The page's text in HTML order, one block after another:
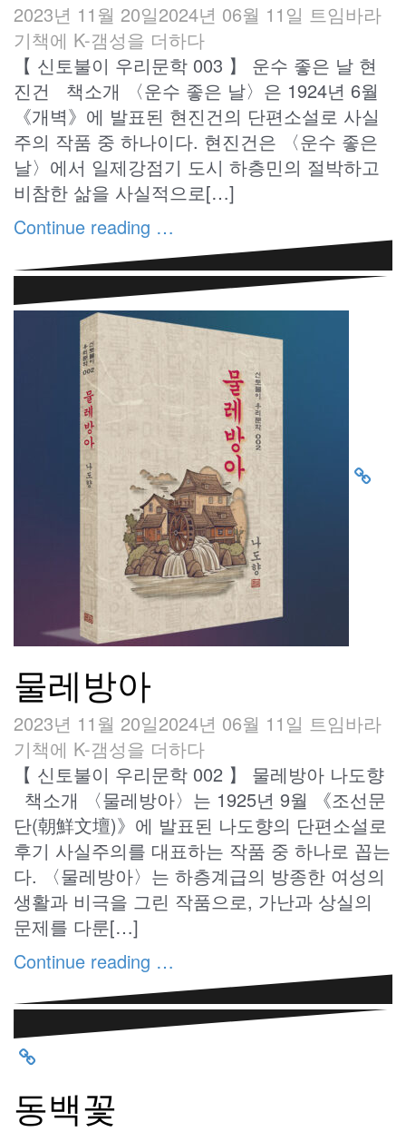
2023년 11월 20일2024년 06월 11일 트임바라
기책에 K-갬성을 더하다
【 신토불이 우리문학 003 】 운수 좋은 날 현
진건 책소개 〈운수 좋은 날〉은 1924년 6월
《개벽》에 발표된 현진건의 단편소설로 사실
주의 작품 중 하나이다. 현진건은 〈운수 좋은
날〉에서 일제강점기 도시 하층민의 절박하고
비참한 삶을 사실적으로[…]
Continue reading …
물레방아
2023년 11월 20일2024년 06월 11일 트임바라
기책에 K-갬성을 더하다
【 신토불이 우리문학 002 】 물레방아 나도향
책소개 〈물레방아〉는 1925년 9월 《조선문
단(朝鮮文壇)》에 발표된 나도향의 단편소설로
후기 사실주의를 대표하는 작품 중 하나로 꼽는
다. 〈물레방아〉는 하층계급의 방종한 여성의
생활과 비극을 그린 작품으로, 가난과 상실의
문제를 다룬[…]
Continue reading …
동백꽃